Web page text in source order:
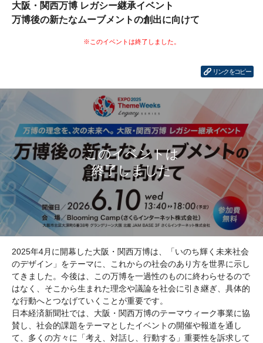
大阪・関西万博 レガシー継承イベント
万博後の新たなムーブメントの創出に向けて
リンクをコピー
2025年4月に開幕した大阪・関西万博は、「いのち輝く未来社会
のデザイン」をテーマに、これからの社会のあり方を世界に示し
てきました。今後は、この万博を一過性のものに終わらせるので
はなく、そこから生まれた理念や議論を社会に引き継ぎ、具体的
な行動へとつなげていくことが重要です。
日本経済新聞社では、大阪・関西万博のテーマウィーク事業に協
賛し、社会的課題をテーマとしたイベントの開催や報道を通し
て、多くの方々に「考え、対話し、行動する」重要性を訴求して